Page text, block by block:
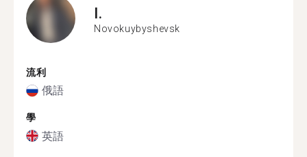
I.
Novokuybyshevsk
流利
俄語
學
英語